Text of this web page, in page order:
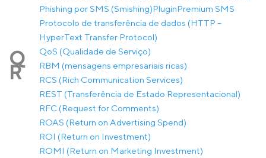
Phishing por SMS (Smishing)PluginPremium SMS
Protocolo de transferência de dados (HTTP –
HyperText Transfer Protocol)
Q QoS (Qualidade de Serviço)
R
RBM (mensagens empresariais ricas)
RCS (Rich Communication Services)
REST (Transferência de Estado Representacional)
RFC (Request for Comments)
ROAS (Return on Advertising Spend)
ROI (Return on Investment)
ROMI (Return on Marketing Investment)